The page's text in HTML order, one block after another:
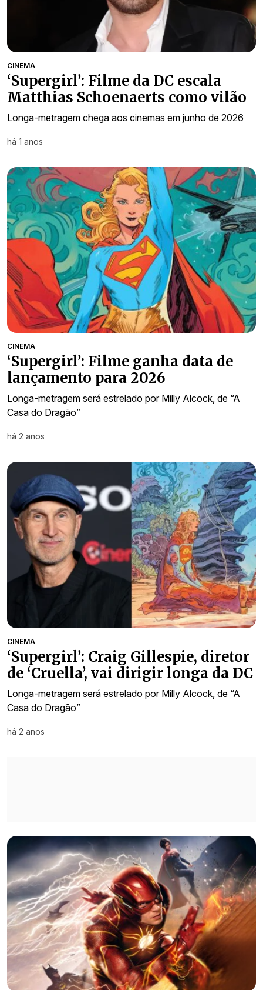
CINEMA
‘Supergirl’: Filme da DC escala
Matthias Schoenaerts como vilão
Longa-metragem chega aos cinemas em junho de 2026
há 1 anos
CINEMA
‘Supergirl’: Filme ganha data de
lançamento para 2026
Longa-metragem será estrelado por Milly Alcock, de “A
Casa do Dragão”
há 2 anos
CINEMA
‘Supergirl’: Craig Gillespie, diretor
de ‘Cruella’, vai dirigir longa da DC
Longa-metragem será estrelado por Milly Alcock, de “A
Casa do Dragão”
há 2 anos